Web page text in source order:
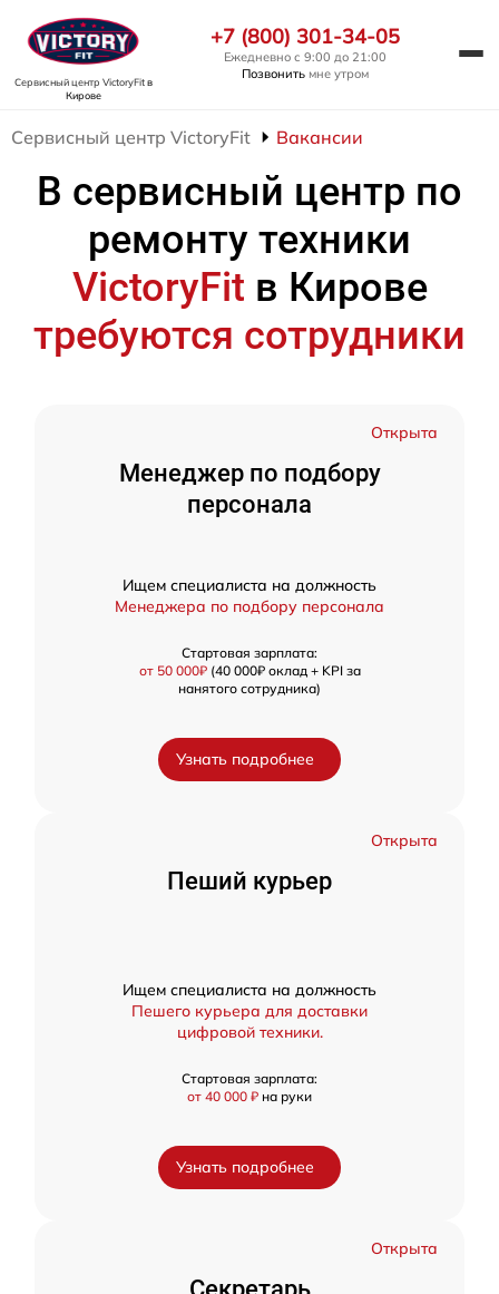
Сервисный центр VictoryFitв
Кирове
+7 (800) 301-34-05
Ежедневно с 9:00 до 21:00
Позвонить мне утром
Сервисный центр VictoryFit Вакансии
В сервисный центр по
ремонту техники
VictoryFit в Кирове
требуются сотрудники
Открыта
Менеджер по подбору
персонала
Ищем специалиста на должность
Менеджера по подбору персонала
Стартовая зарплата:
от 50 000₽(40 000₽ оклад + KPI за
нанятого сотрудника)
Узнать подробнее
Открыта
Пеший курьер
Ищем специалиста на должность
Пешего курьера для доставки
цифровой техники.
Стартовая зарплата:
от 40 000 ₽ на руки
Узнать подробнее
Открыта